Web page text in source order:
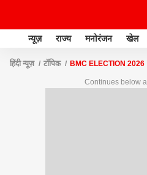
न्यूज़ राज्य मनोरंजन खेल
हिंदी न्यूज़ टॉपिक BMC ELECTION 2026
Continues below